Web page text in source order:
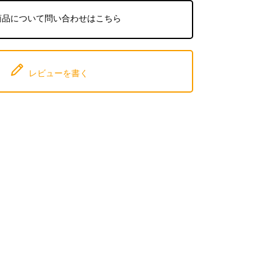
品について問い合わせはこちら
レビューを書く